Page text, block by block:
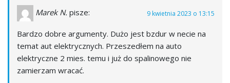
Marek N. pisze: 9 kwietnia 2023 o 13:15
Bardzo dobre argumenty. Dużo jest bzdur w necie na
temat aut elektrycznych. Przeszedłem na auto
elektryczne 2 mies. temu i już do spalinowego nie
zamierzam wracać.